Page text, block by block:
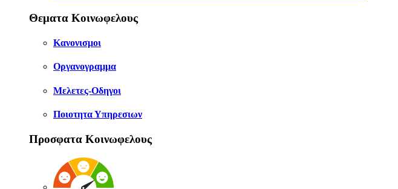
Θεματα Κοινωφελους
Κανονισμοι
Οργανογραμμα
Μελετες-Οδηγοι
Ποιοτητα Υπηρεσιων
Προσφατα Κοινωφελους